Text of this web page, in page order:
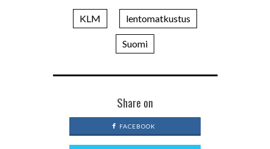
KLM lentomatkustus
Suomi
Share on
FACEBOOK